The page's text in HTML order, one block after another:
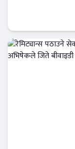
अटो-मार्केट